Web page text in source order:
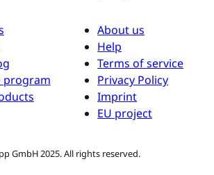
program
About us
Help
Terms of service
Privacy Policy
Imprint
EU project
GmbH 2025. All rights reserved.